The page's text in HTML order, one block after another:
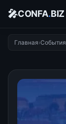
🎤CONFA.BIZ
Главная›События